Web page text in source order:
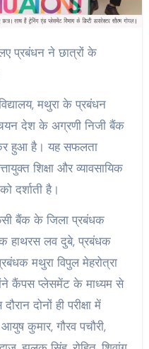
प्रबंधन ने छात्रों के
मथुरा के प्रबंधन
चयन देश के अग्रणी निजी बैंक
हुआ है। यह सफलता
शिक्षा और व्यावसायिक
दर्शाती है।
बैंक के जिला प्रबंधक
हाथरस लव दुबे, प्रबंधक
मथुरा विपुल मेहरोत्रा
कैंपस प्लेसमेंट के माध्यम से
दोनों ही परीक्षा में
कुमार, गौरव पचौरी,